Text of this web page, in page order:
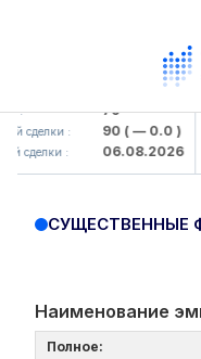
: 79
сделки : 90( — 0.0 )
сделки : 06.08.2026
СУЩЕСТВЕННЫЕ
Наименование
Полное: